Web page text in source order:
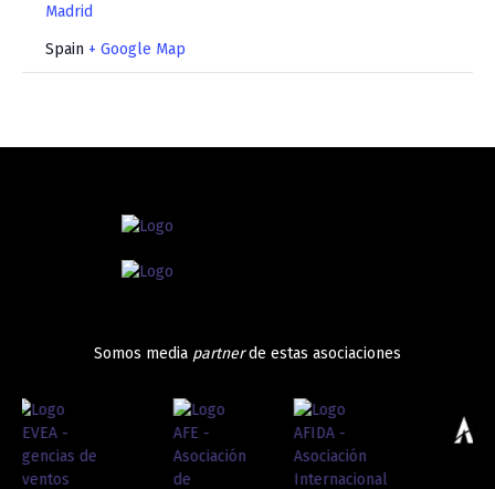
Madrid
Spain + Google Map
Somos media partnerde estas asociaciones